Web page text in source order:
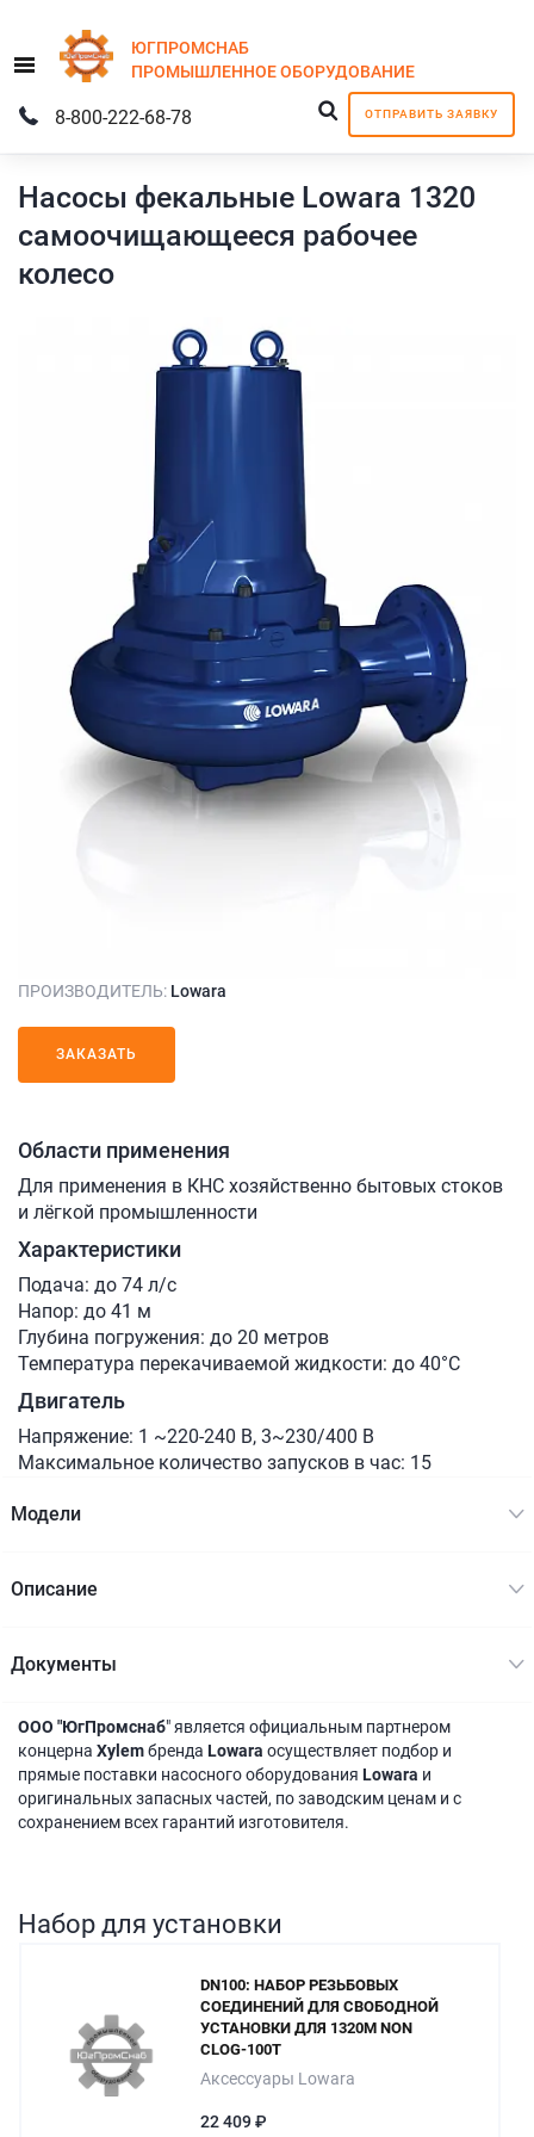
Menu
ЮГПРОМСНАБ
ПРОМЫШЛЕННОЕОБОРУДОВАНИЕ
ОТПРАВИТЬ ЗАЯВКУ
8-800-222-68-78
Насосы фекальные Lowara 1320
самоочищающееся рабочее
колесо
ПРОИЗВОДИТЕЛЬ: Lowara
ЗАКАЗАТЬ
Области применения
Для применения в КНС хозяйственно бытовых стоков
и лёгкой промышленности
Характеристики
Подача: до 74 л/с
Напор: до 41 м
Глубина погружения: до 20 метров
Температура перекачиваемой жидкости: до 40°C
Двигатель
Напряжение: 1 ~220-240 В, 3~230/400 В
Максимальное количество запусков в час: 15
Модели
Описание
Документы
ООО "ЮгПромснаб" является официальным партнером
концерна Xylemбренда Lowara осуществляет подбор и
прямые поставки насосного оборудования Lowara и
оригинальных запасных частей, по заводским ценам и с
сохранением всех гарантий изготовителя.
Набор для установки
DN100: НАБОР РЕЗЬБОВЫХ
СОЕДИНЕНИЙ ДЛЯ СВОБОДНОЙ
УСТАНОВКИ ДЛЯ 1320M NON
CLOG-100T
Аксессуары Lowara
22 409 ₽